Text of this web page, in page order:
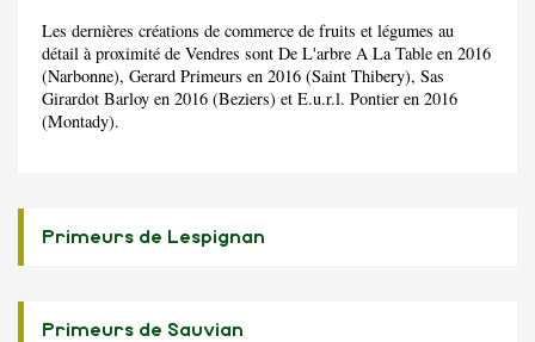
Les dernières créations de commerce de fruits et légumes au
détail à proximité de Vendres sont De L'arbre A La Table en 2016
(Narbonne), Gerard Primeurs en 2016 (Saint Thibery), Sas
Girardot Barloy en 2016 (Beziers) et E.u.r.l. Pontier en 2016
(Montady).
Primeurs de Lespignan
Primeurs de Sauvian